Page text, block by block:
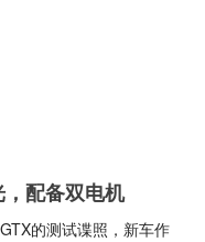
配备双电机
的测试谍照，新车作